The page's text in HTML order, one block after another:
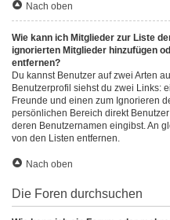
Nach oben
Wie kann ich Mitglieder zur Liste
ignorierten Mitglieder hinzufügen
entfernen?
Du kannst Benutzer auf zwei Arten
Benutzerprofil siehst du zwei Links:
Freunde und einen zum Ignorieren
persönlichen Bereich direkt
deren Benutzernamen eingibst. An
von den Listen entfernen.
Nach oben
Die Foren durchsuchen